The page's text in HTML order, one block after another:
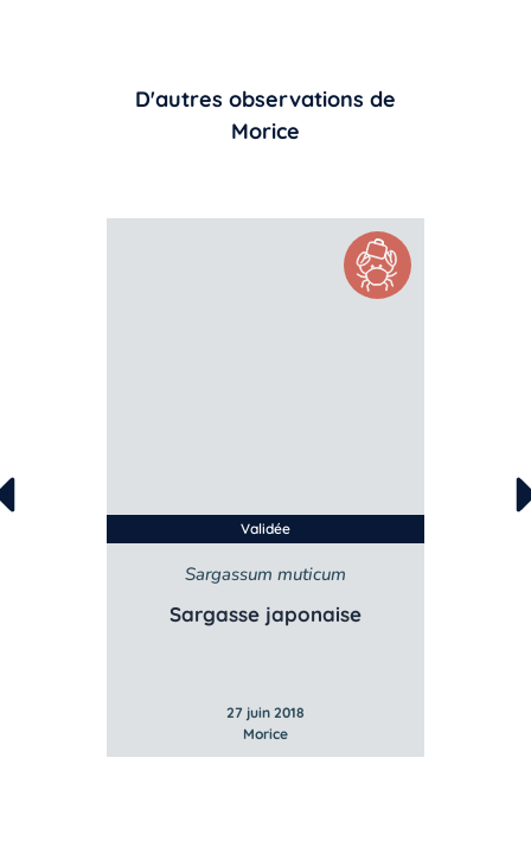
D'autres observations de
Morice
Validée
Sargassum muticum
Sargasse japonaise
27 juin 2018
Morice